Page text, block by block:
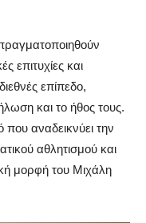
επιτυχίες και
επίπεδο,
και το ήθος τους.
που αναδεικνύει την
αθλητισμού και
μορφή του Μιχάλη